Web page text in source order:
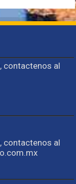
contactenos al
contactenos al